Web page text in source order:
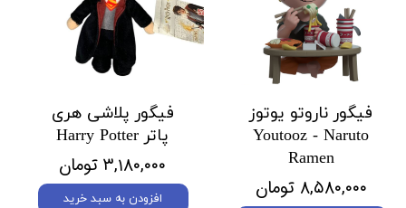
فیگور ناروتو یوتوز
Youtooz - Naruto
Ramen
۸,۵۸۰,۰۰۰ تومان
فیگور پلاشی هری
پاتر Harry Potter
۳,۱۸۰,۰۰۰ تومان
افزودن به سبد خرید